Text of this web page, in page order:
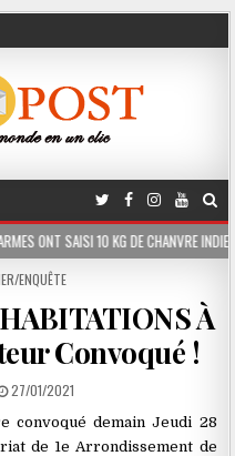
INDIEN DISSIMULÉS DANS LE
ENQUÊTE
À
Convoqué !
27/01/2021
convoqué demain Jeudi 28
de 1e Arrondissement de